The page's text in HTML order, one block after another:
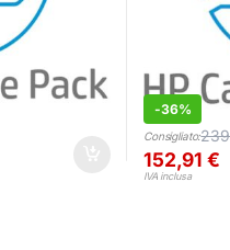
-36%
Consigliato:
152,91€
IVA inclusa